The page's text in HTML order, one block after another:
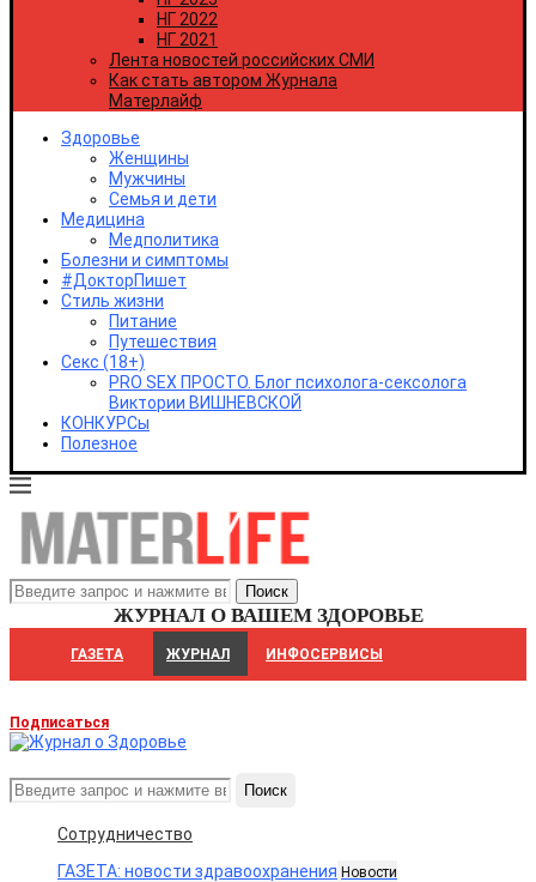
НГ 2022
НГ 2021
Лента новостей российских СМИ
Как стать автором Журнала
Матерлайф
Здоровье
Женщины
Мужчины
Семья и дети
Медицина
Медполитика
Болезни и симптомы
#ДокторПишет
Стиль жизни
Питание
Путешествия
Секс (18+)
PRO SEX ПРОСТО. Блог психолога-сексолога
Виктории ВИШНЕВСКОЙ
КОНКУРСы
Полезное
ЖУРНАЛ О ВАШЕМ ЗДОРОВЬЕ
ГАЗЕТА ЖУРНАЛ ИНФОСЕРВИСЫ
Подписаться
Поиск
Сотрудничество
ГАЗЕТА: новости здравоохранения Новости
Удмуртская Республика
Ульяновская область
Хабаровский край
Республика Хакасия
Ханты-Мансийский автономный округ - Югра
Челябинская область
Чеченская республика
Чувашская республика
Чукотский автономный округ
Ямало-Ненецкий автономный округ
Ярославская область
Республика Крым
Севастополь